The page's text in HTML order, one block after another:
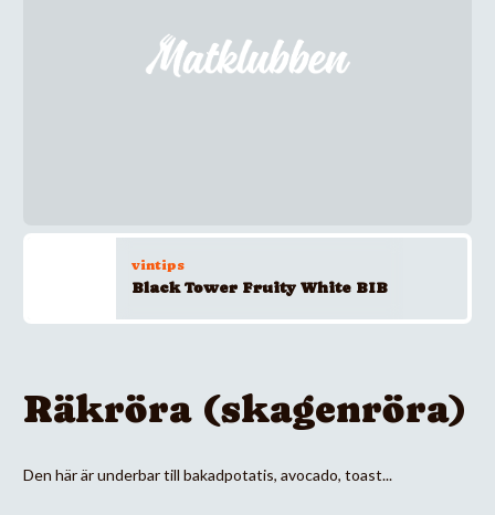
vintips
Black Tower Fruity White BIB
Räkröra (skagenröra)
Den här är underbar till bakadpotatis, avocado, toast...